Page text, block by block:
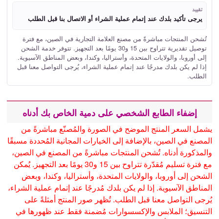
تقييد
يرجى تأكيد بلدك عند إتمام عملية الشراء أو الاتصال بنا قبل الطلب
تُشحن المنتجات مباشرةً من مصنع العلامة التجارية في الصين، مع فترة
توصيل تقديرية تتراوح بين 15 و30 يومًا بعد التجهيز. تتوفر خدمة الشحن
إلى أوروبا، والولايات المتحدة، وأستراليا، وكندا، وبعض المناطق الآسيوية.
إذا لم يكن بلدك مدرجًا عند إتمام عملية الشراء، يُرجى التواصل معنا قبل
الطلب.
إضفاء الطابع الشخصي على دمية الخاص بك أدناه
يشمل السعر المنتج الموضح في الصورة والمُصنّع مباشرةً من
المصنع في الصين، بالإضافة إلى الخيارات المجانية المُحددة مسبقًا
والمذكورة أدناه. تُشحن المنتجات مباشرةً من المصنع في الصين،
مع فترة تسليم مُقدّرة تتراوح بين 15 و30 يومًا بعد التجهيز. يُمكن
الشحن إلى أوروبا، والولايات المتحدة، وأستراليا، وكندا، وبعض
المناطق الآسيوية. إذا لم يكن بلدك مُدرجًا عند إتمام عملية الشراء،
يُرجى التواصل معنا قبل الطلب. تُظهر صور المنتج أمثلةً على
التنسيق؛ الملابس والإكسسوارات مُضمنة فقط عند ظهورها في